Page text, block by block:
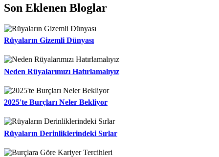
Son Eklenen Bloglar
Rüyaların Gizemli Dünyası
Neden Rüyalarımızı Hatırlamalıyız
2025'te Burçları Neler Bekliyor
Rüyaların Derinliklerindeki Sırlar